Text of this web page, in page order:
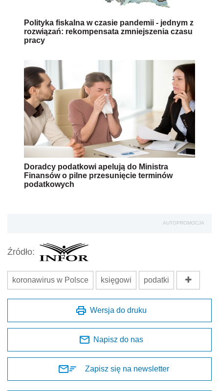
Polityka fiskalna w czasie pandemii - jednym z
rozwiązań: rekompensata zmniejszenia czasu
pracy
Doradcy podatkowi apelują do Ministra
Finansów o pilne przesunięcie terminów
podatkowych
AUTOPROMOCJA
Źródło:
koronawirus w Polsce księgowi podatki
Wersja do druku
Napisz do nas
Zapisz się na newsletter